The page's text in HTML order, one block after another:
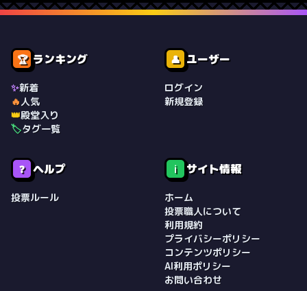
🏆 ランキング
✨新着
🔥人気
👑殿堂入り
🏷️タグ一覧
👤 ユーザー
ログイン
新規登録
❓ ヘルプ
投票ルール
ℹ️ サイト情報
ホーム
投票職人について
利用規約
プライバシーポリシー
コンテンツポリシー
AI利用ポリシー
お問い合わせ